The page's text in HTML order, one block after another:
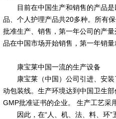
目前在中国生产和销售的产品是
品、个人护理产品共20多种。所有
批准生产、销售，第一年公司的产
品在中国市场开始销售，第一年销
康宝莱中国一流的生产设备
康宝莱（中国）公司引进、安装
动包装线。生产环境达到中国卫生
GMP批准证书的企业。 生产工艺采
因此，在“人、机、法、料、环”